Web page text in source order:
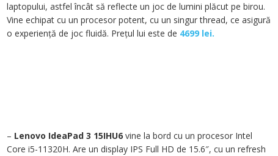
laptopului, astfel încât să reflecte un joc de lumini plăcut pe birou.
Vine echipat cu un procesor potent, cu un singur thread, ce asigură
o experiență de joc fluidă. Prețul lui este de 4699 lei.
– Lenovo IdeaPad 3 15IHU6vine la bord cu un procesor Intel
Core i5-11320H. Are un display IPS Full HD de 15.6″, cu un refresh